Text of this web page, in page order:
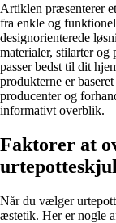
Artiklen præsenterer
fra enkle og
designorienterede
materialer, stilarter og
passer bedst til dit
produkterne er
producenter og
informativt overblik.
Faktorer at
Når du vælger
æstetik. Her er nogle